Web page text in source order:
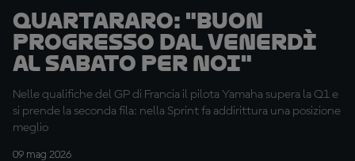
Quartararo: "Buon
progresso dal venerdì
al sabato per noi"
Nelle qualifiche del GP di Francia il pilota Yamaha supera la Q1 e
si prende la seconda fila: nella Sprint fa addirittura una posizione
meglio
09 mag 2026